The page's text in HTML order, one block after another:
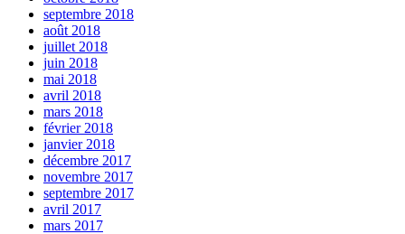
septembre 2018
août 2018
juillet 2018
juin 2018
mai 2018
avril 2018
mars 2018
février 2018
janvier 2018
décembre 2017
novembre 2017
septembre 2017
avril 2017
mars 2017